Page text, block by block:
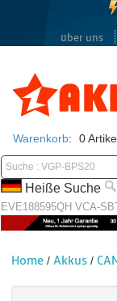
über uns
Warenkorb: 0
Heiße Suche
EVE188595QH VCA-
Home / Akkus /